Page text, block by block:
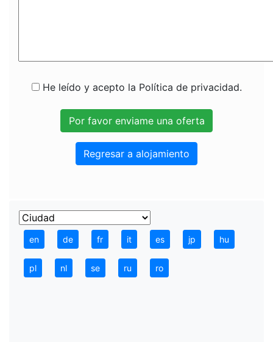
He leído y acepto la Política de privacidad.
Regresar a alojamiento
en de fr it es jp hu
pl nl se ru ro